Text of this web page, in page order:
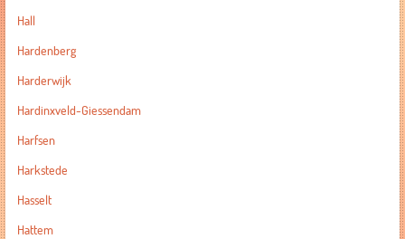
Hall
Hardenberg
Harderwijk
Hardinxveld-Giessendam
Harfsen
Harkstede
Hasselt
Hattem